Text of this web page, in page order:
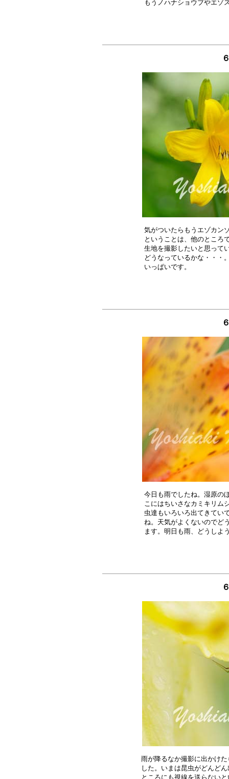
気がついたらもうエゾカン
ということは、他のところ
生地を撮影したいと思って
どうなっているかな・・・
今日も雨でしたね。湿原の
こにはちいさなカミキリム
虫達もいろいろ出てきてい
ね。天気がよくないのでど
雨が降るなか撮影に出かけ
した。いまは昆虫がどんど
ところにも視線を送らない